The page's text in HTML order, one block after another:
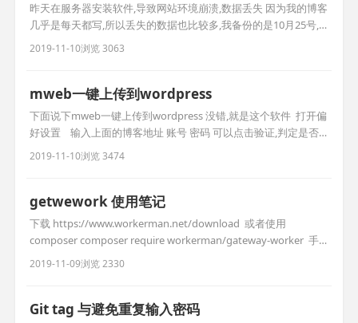
昨天在服务器安装软件,导致网站环境崩溃,数据丢失 因为我的博客
几乎是每天都写,所以丢失的数据也比较多,我备份的是10月25号,
所以有15条文章丢失,苦恼啊 好在我平时用mweb写作,一键同步到
博客,数据还在,可是要一条条的上传,也是很烦 在这里如果你用
是付费的,我使用的是付费版,不过网上也有
2019-11-10浏览 3063
mweb一键上传到wordpress
下面说下mweb一键上传到wordpress 没错,就是这个软件 ￼ 打开偏
好设置 ￼ ￼ ￼ 输入上面的博客地址 账号 密码 可以点击验证,判定是否
正确 之后写篇文章 ￼ ￼ 如果你是md文章,这里要勾选,然后对点击发
2019-11-10浏览 3474
getwework 使用笔记
下载 https://www.workerman.net/download ￼ 或者使用
composer composer require workerman/gateway-worker ￼ 手
册: http://doc2.workerman.net/ 使用 将下载的demo移入项目
https://www.workerman.net/download/G
2019-11-09浏览 2330
Git tag 与避免重复输入密码